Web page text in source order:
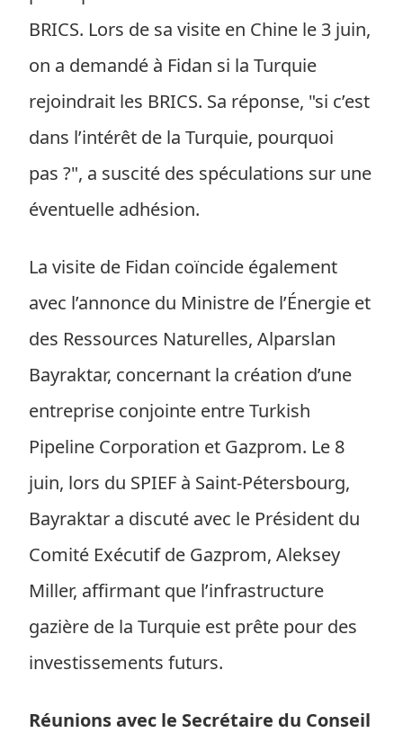
BRICS. Lors de sa visite en Chine le 3 juin,
on a demandé à Fidan si la Turquie
rejoindrait les BRICS. Sa réponse, "si c’est
dans l’intérêt de la Turquie, pourquoi
pas ?", a suscité des spéculations sur une
éventuelle adhésion.
La visite de Fidan coïncide également
avec l’annonce du Ministre de l’Énergie et
des Ressources Naturelles, Alparslan
Bayraktar, concernant la création d’une
entreprise conjointe entre Turkish
Pipeline Corporation et Gazprom. Le 8
juin, lors du SPIEF à Saint-Pétersbourg,
Bayraktar a discuté avec le Président du
Comité Exécutif de Gazprom, Aleksey
Miller, affirmant que l’infrastructure
gazière de la Turquie est prête pour des
investissements futurs.
Réunions avec le Secrétaire du Conseil